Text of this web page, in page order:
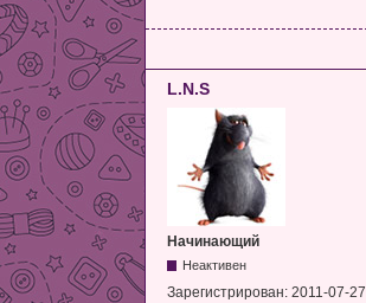
L.N.S
Начинающий
Неактивен
Зарегистрирован: 2011-07-27